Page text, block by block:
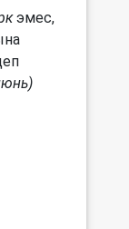
эмес,